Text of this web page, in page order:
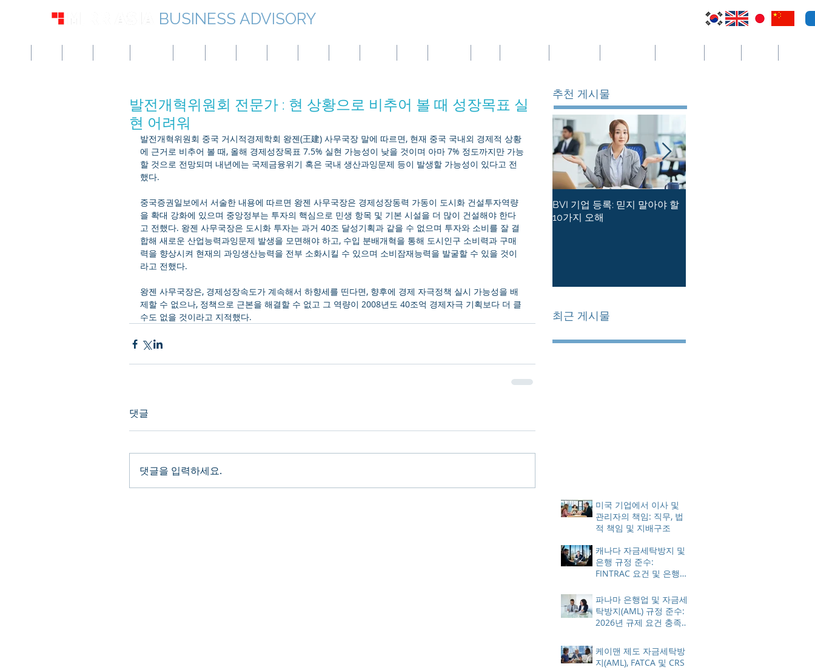
BUSINESS ADVISORY
발전개혁위원회 전문가 : 현 상황으로 비추어 볼 때 성장목표 실
현 어려워
발전개혁위원회 중국 거시적경제학회 왕젠(王建) 사무국장 말에 따르면, 현재 중국 국내외 경제적 상황
에 근거로 비추어 볼 때, 올해 경제성장목표 7.5% 실현 가능성이 낮을 것이며 아마 7% 정도까지만 가능
할 것으로 전망되며 내년에는 국제금융위기 혹은 국내 생산과잉문제 등이 발생할 가능성이 있다고 전
했다.
중국증권일보에서 서술한 내용에 따르면 왕젠 사무국장은 경제성장동력 가동이 도시화 건설투자역량
을 확대 강화에 있으며 중앙정부는 투자의 핵심으로 민생 항목 및 기본 시설을 더 많이 건설해야 한다
고 전했다. 왕젠 사무국장은 도시화 투자는 과거 40조 달성기획과 같을 수 없으며 투자와 소비를 잘 결
합해 새로운 산업능력과잉문제 발생을 모면해야 하고, 수입 분배개혁을 통해 도시인구 소비력과 구매
력을 향상시켜 현재의 과잉생산능력을 전부 소화시킬 수 있으며 소비잠재능력을 발굴할 수 있을 것이
라고 전했다.
왕젠 사무국장은, 경제성장속도가 계속해서 하향세를 띤다면, 향후에 경제 자극정책 실시 가능성을 배
제할 수 없으나, 정책으로 근본을 해결할 수 없고 그 역량이 2008년도 40조억 경제자극 기획보다 더 클
수도 없을 것이라고 지적했다.
댓글
댓글을 입력하세요.
추천 게시물
BVI 기업 등록: 믿지 말아야 할
10가지 오해
최근 게시물
미국 기업에서 이사 및
관리자의 책임: 직무, 법
적 책임 및 지배구조
캐나다 자금세탁방지 및
은행 규정 준수:
FINTRAC 요건 및 은행
파나마 은행업 및 자금세
탁방지(AML) 규정 준수:
2026년 규제 요건 충족
케이맨 제도 자금세탁방
지(AML), FATCA 및 CRS